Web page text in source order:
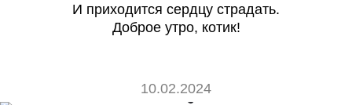
И приходится сердцу страдать.
Доброе утро, котик!
10.02.2024